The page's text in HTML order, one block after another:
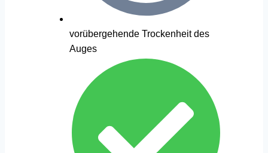
vorübergehende Trockenheit des
Auges